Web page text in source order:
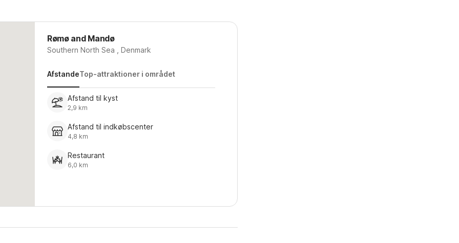
Rømø and Mandø
Southern North Sea , Denmark
AfstandeTop-attraktioner i området
Afstand til kyst
2,9 km
Afstand til indkøbscenter
4,8 km
Restaurant
6,0 km